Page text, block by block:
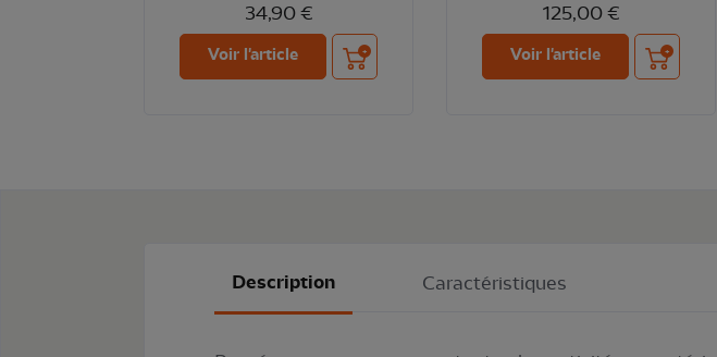
34,90 €
Voir l'article Ajouter au panier
125,00 €
Voir l'article Ajouter au
Description Caractéristiques